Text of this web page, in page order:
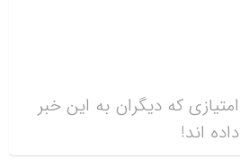
امتیازی که دیگران به این خبر
داده اند!